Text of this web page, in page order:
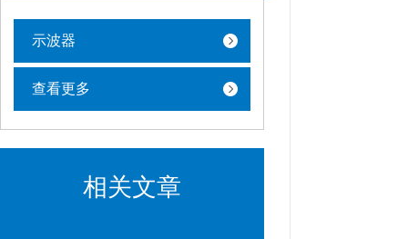
示波器
查看更多
相关文章